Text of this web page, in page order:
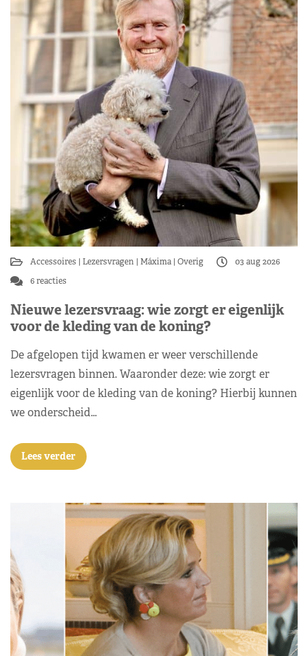
Accessoires Lezersvragen Máxima Overig
03 aug 2026
6 reacties
Nieuwe lezersvraag: wie zorgt er eigenlijk
voor de kleding van de koning?
De afgelopen tijd kwamen er weer verschillende
lezersvragen binnen. Waaronder deze: wie zorgt er
eigenlijk voor de kleding van de koning? Hierbij kunnen
we onderscheid…
Lees verder